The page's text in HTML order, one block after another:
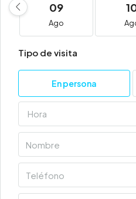
09
Ago
Tipo de visita
En persona
Hora